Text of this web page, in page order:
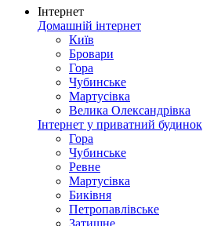
Інтернет
Домашній інтернет
Київ
Бровари
Гора
Чубинське
Мартусівка
Велика Олександрівка
Інтернет у приватний будинок
Гора
Чубинське
Ревне
Мартусівка
Биківня
Петропавлівське
Затишне